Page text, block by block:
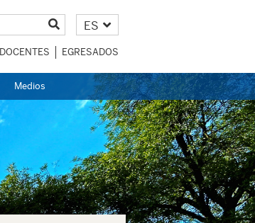
ES
DOCENTES EGRESADOS
Medios